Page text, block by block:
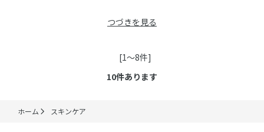
つづきを見る
[1～8件]
10件あります
ホーム スキンケア